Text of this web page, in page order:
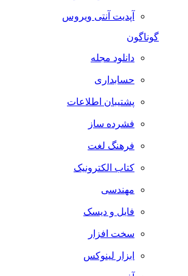
آپدیت آنتی ویروس
گوناگون
دانلود مجله
حسابداری
پشتیبان اطلاعات
فشرده ساز
فرهنگ لغت
کتاب الکترونیک
مهندسی
فایل و دیسک
سخت افزار
ابزار لینوکس